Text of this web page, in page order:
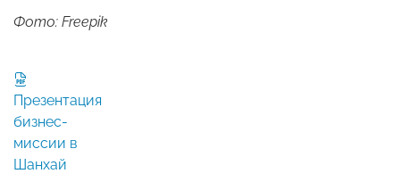
Фото: Freepik
Презентация
бизнес-
миссии в
Шанхай